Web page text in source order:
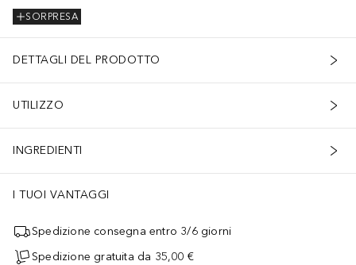
SORPRESA
DETTAGLI DEL PRODOTTO
UTILIZZO
INGREDIENTI
I TUOI VANTAGGI
Spedizione consegna entro 3/6 giorni
Spedizione gratuita da 35,00 €